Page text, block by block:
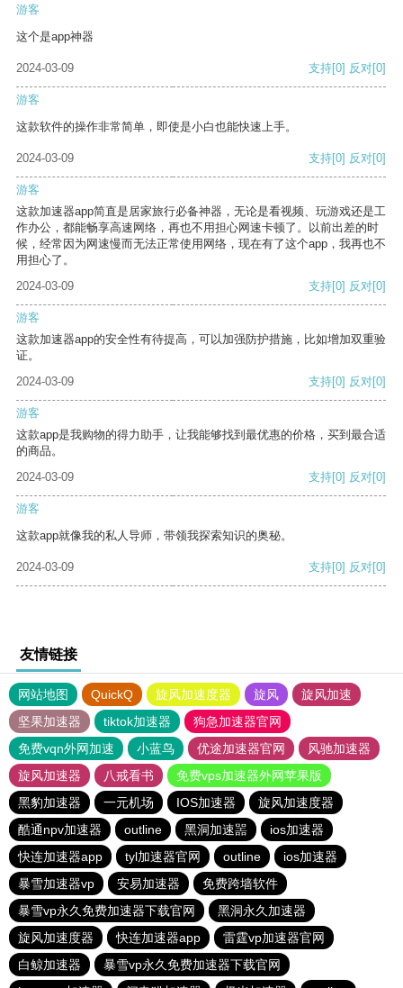
游客
这个是app神器
2024-03-09 支持[0] 反对[0]
游客
这款软件的操作非常简单，即使是小白也能快速上手。
2024-03-09 支持[0] 反对[0]
游客
这款加速器app简直是居家旅行必备神器，无论是看视频、玩游戏还是工
作办公，都能畅享高速网络，再也不用担心网速卡顿了。以前出差的时
候，经常因为网速慢而无法正常使用网络，现在有了这个app，我再也不
用担心了。
2024-03-09
支持[0] 反对[0]
游客
这款加速器app的安全性有待提高，可以加强防护措施，比如增加双重验
证。
2024-03-09
支持[0] 反对[0]
游客
这款app是我购物的得力助手，让我能够找到最优惠的价格，买到最合适
的商品。
2024-03-09
支持[0] 反对[0]
游客
这款app就像我的私人导师，带领我探索知识的奥秘。
2024-03-09 支持[0] 反对[0]
友情链接
网站地图 QuickQ 旋风加速度器 旋风
旋风加速
坚果加速器
tiktok加速器
狗急加速器官网
免费vqn外网加速
小蓝鸟 优途加速器官网
风驰加速器
旋风加速器
八戒看书
免费vps加速器外网苹果版
黑豹加速器
一元机场 IOS加速器
旋风加速度器
酷通npv加速器
outline 黑洞加速噐
ios加速器
快连加速器app
tyl加速器官网 outline
ios加速器
暴雪加速器vp
安易加速器
免费跨墙软件
暴雪vp永久免费加速器下载官网
黑洞永久加速器
旋风加速度器
快连加速器app
雷霆vp加速器官网
白鲸加速器
暴雪vp永久免费加速器下载官网